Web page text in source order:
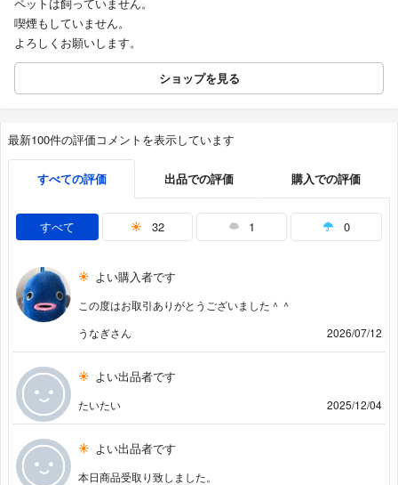
喫煙もしていません。
よろしくお願いします。
ショップを見る
最新100件の評価コメントを表示しています
すべての評価 出品での評価 購入での評価
すべて 32 1 0
よい購入者です
この度はお取引ありがとうございました＾＾
うなぎさん
2026/07/12
よい出品者です
たいたい 2025/12/04
よい出品者です
本日商品受取り致しました。